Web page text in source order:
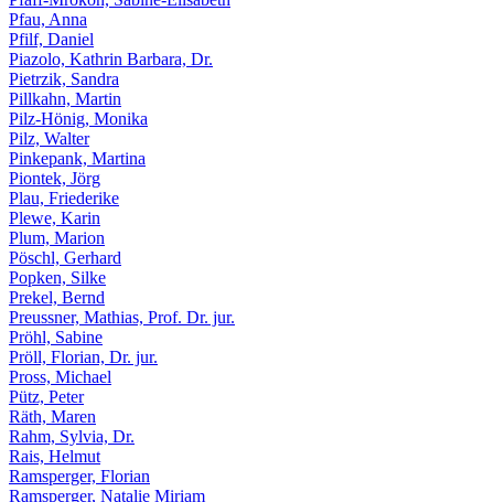
Pfau, Anna
Pfilf, Daniel
Piazolo, Kathrin Barbara, Dr.
Pietrzik, Sandra
Pillkahn, Martin
Pilz-Hönig, Monika
Pilz, Walter
Pinkepank, Martina
Piontek, Jörg
Plau, Friederike
Plewe, Karin
Plum, Marion
Pöschl, Gerhard
Popken, Silke
Prekel, Bernd
Preussner, Mathias, Prof. Dr. jur.
Pröhl, Sabine
Pröll, Florian, Dr. jur.
Pross, Michael
Pütz, Peter
Räth, Maren
Rahm, Sylvia, Dr.
Rais, Helmut
Ramsperger, Florian
Ramsperger, Natalie Miriam